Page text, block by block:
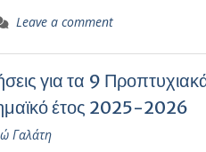
Leave a comment
για τα 9
έτος 2025-2026
Γαλάτη